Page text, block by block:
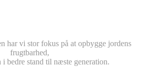
har vi stor fokus på at opbygge jordens
frugtbarhed,
i bedre stand til næste generation.